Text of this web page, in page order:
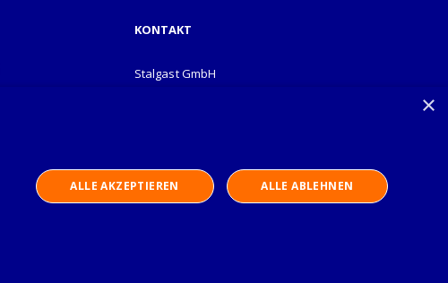
KONTAKT
Stalgast GmbH
×
ALLE AKZEPTIEREN ALLE ABLEHNEN